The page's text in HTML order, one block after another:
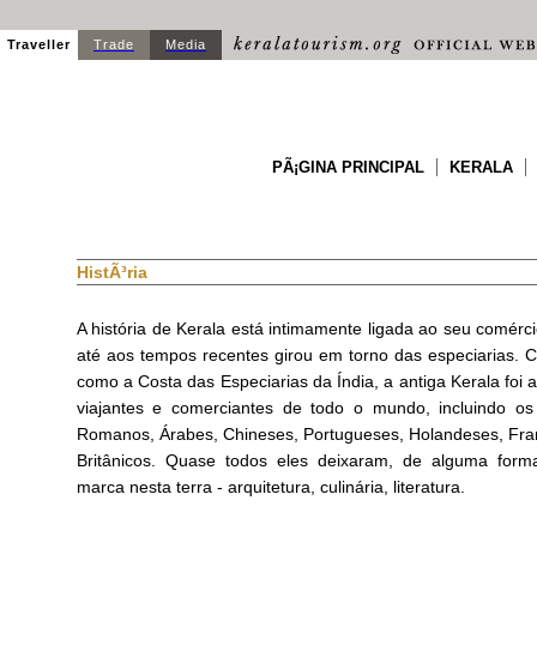
Traveller Trade Media
PÃ¡GINA PRINCIPAL KERALA
HistÃ³ria
A história de Kerala está intimamente ligada ao seu
até aos tempos recentes girou em torno das especiarias.
como a Costa das Especiarias da Índia, a antiga Kerala foi
viajantes e comerciantes de todo o mundo, incluindo os
Romanos, Árabes, Chineses, Portugueses, Holandeses,
Britânicos. Quase todos eles deixaram, de alguma
marca nesta terra - arquitetura, culinária, literatura.